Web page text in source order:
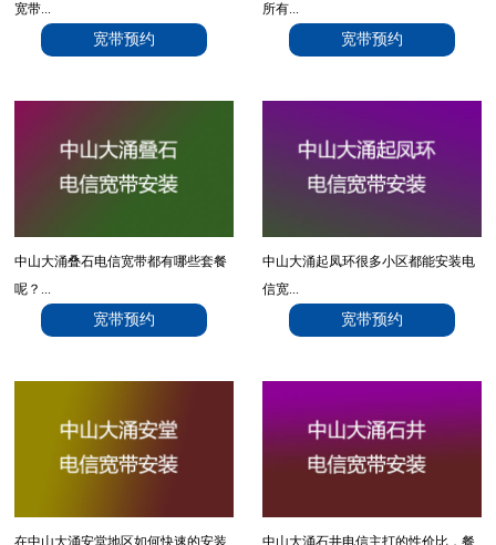
宽带...
宽带预约
所有...
宽带预约
中山大涌叠石电信宽带都有哪些套餐
呢？...
宽带预约
中山大涌起凤环很多小区都能安装电
信宽...
宽带预约